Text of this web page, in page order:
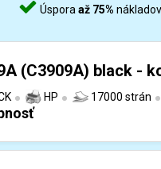
Úsporaaž 75% nákladov
(C3909A) black -
HP 17000 strán